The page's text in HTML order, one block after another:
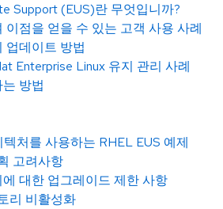
Support (EUS)란 무엇입니까?
이점을 얻을 수 있는 고객 사용 사례
업데이트 방법
Enterprise Linux 유지 관리 사례
방법
처를 사용하는 RHEL EUS 예제
고려사항
대한 업그레이드 제한 사항
리 비활성화